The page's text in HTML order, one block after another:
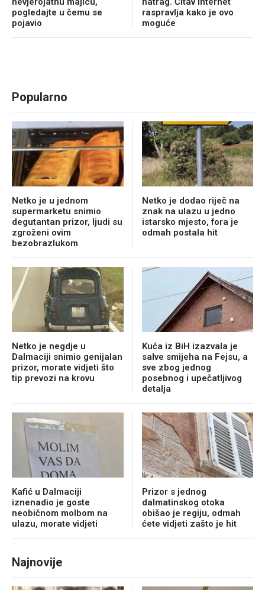
pogledajte u čemu se
pojavio
raspravlja kako je ovo
moguće
Popularno
Netko je u jednom
supermarketu snimio
degutantan prizor, ljudi su
zgroženi ovim
bezobrazlukom
Netko je dodao riječ na
znak na ulazu u jedno
istarsko mjesto, fora je
odmah postala hit
Netko je negdje u
Dalmaciji snimio genijalan
prizor, morate vidjeti što
tip prevozi na krovu
Kuća iz BiH izazvala je
salve smijeha na Fejsu, a
sve zbog jednog
posebnog i upečatljivog
detalja
Kafić u Dalmaciji
iznenadio je goste
neobičnom molbom na
ulazu, morate vidjeti
Prizor s jednog
dalmatinskog otoka
obišao je regiju, odmah
ćete vidjeti zašto je hit
Najnovije